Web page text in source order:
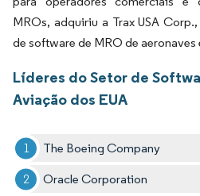
MROs, adquiriu a Trax USA
de software de MRO de aeronaves
Líderes do Setor de
Aviação dos EUA
The Boeing Company
Oracle Corporation